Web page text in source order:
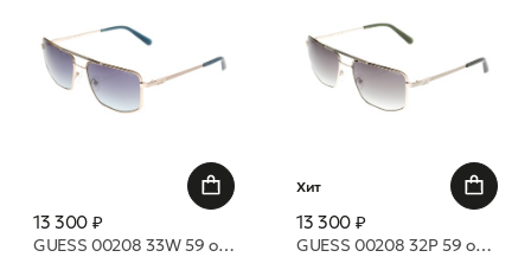
13 300 ₽
GUESS 00208 33W 59 очки с/з
Хит
13 300 ₽
GUESS 00208 32P 59 очки с/з